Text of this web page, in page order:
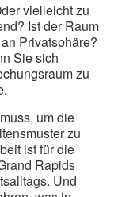
vielleicht zu
Ist der Raum
Privatsphäre?
Sie sich
zu
um die
zu
ist für die
Rapids
Und